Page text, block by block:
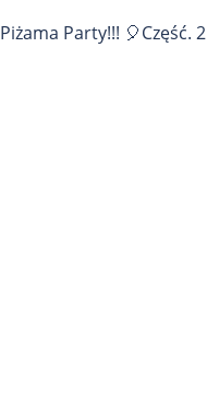
Piżama Party!!! 🎈Część. 2